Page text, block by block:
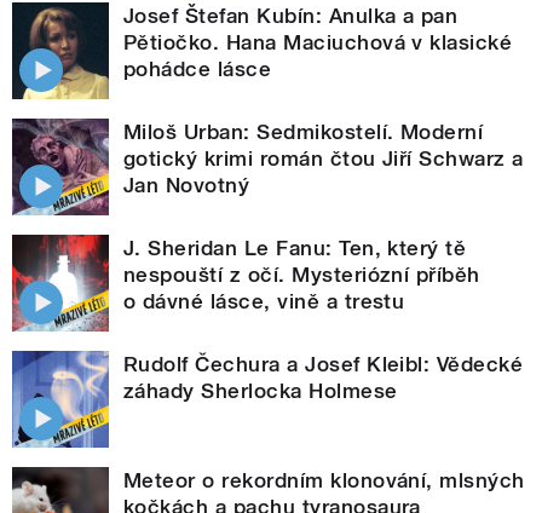
Josef Štefan Kubín: Anulka a pan
Pětiočko. Hana Maciuchová v klasické
pohádce lásce
Miloš Urban: Sedmikostelí. Moderní
gotický krimi román čtou Jiří Schwarz a
Jan Novotný
J. Sheridan Le Fanu: Ten, který tě
nespouští z očí. Mysteriózní příběh
o dávné lásce, vině a trestu
Rudolf Čechura a Josef Kleibl: Vědecké
záhady Sherlocka Holmese
Meteor o rekordním klonování, mlsných
kočkách a pachu tyranosaura